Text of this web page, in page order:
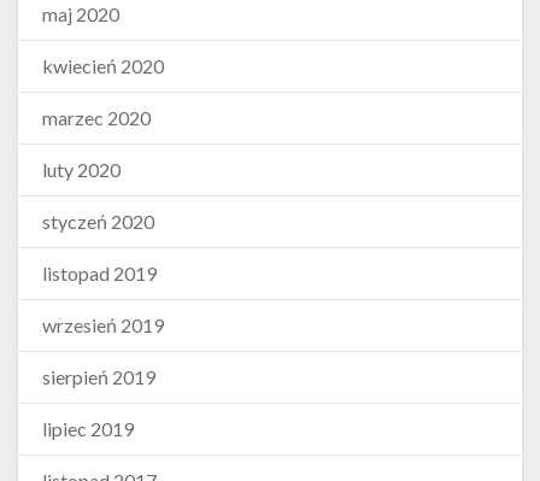
maj 2020
kwiecień 2020
marzec 2020
luty 2020
styczeń 2020
listopad 2019
wrzesień 2019
sierpień 2019
lipiec 2019